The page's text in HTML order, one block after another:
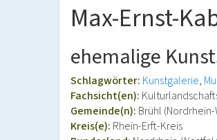
Max-Ernst-
ehemalige
Schlagwörter: Kunstgalerie
Fachsicht(en):
Gemeinde(n): Brühl
Kreis(e): Rhein-Erft-Kreis